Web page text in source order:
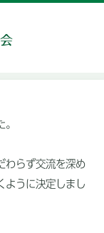
わらず交流を深め
ように決定しまし